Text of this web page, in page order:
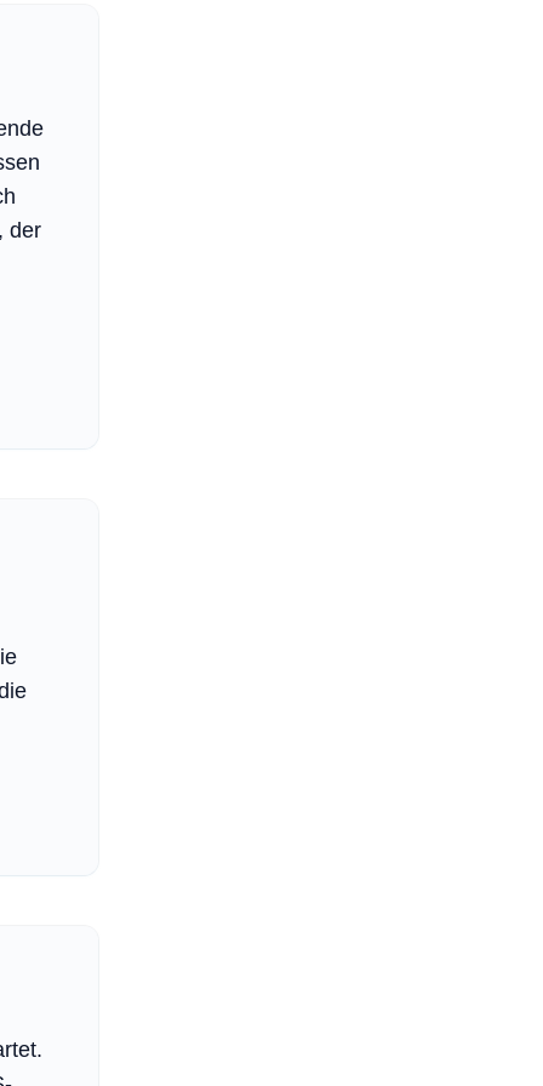
der